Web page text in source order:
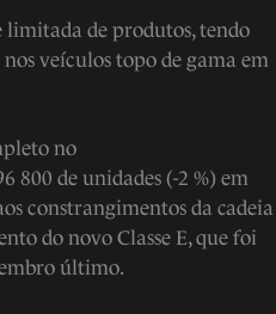
limitada de produtos, tendo
veículos topo de gama em
no
800 de unidades (-2 %) em
constrangimentos da cadeia
do novo Classe E, que foi
último.